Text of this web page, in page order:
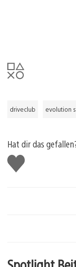
driveclub evolution
Hat dir das
Gefällt
mir